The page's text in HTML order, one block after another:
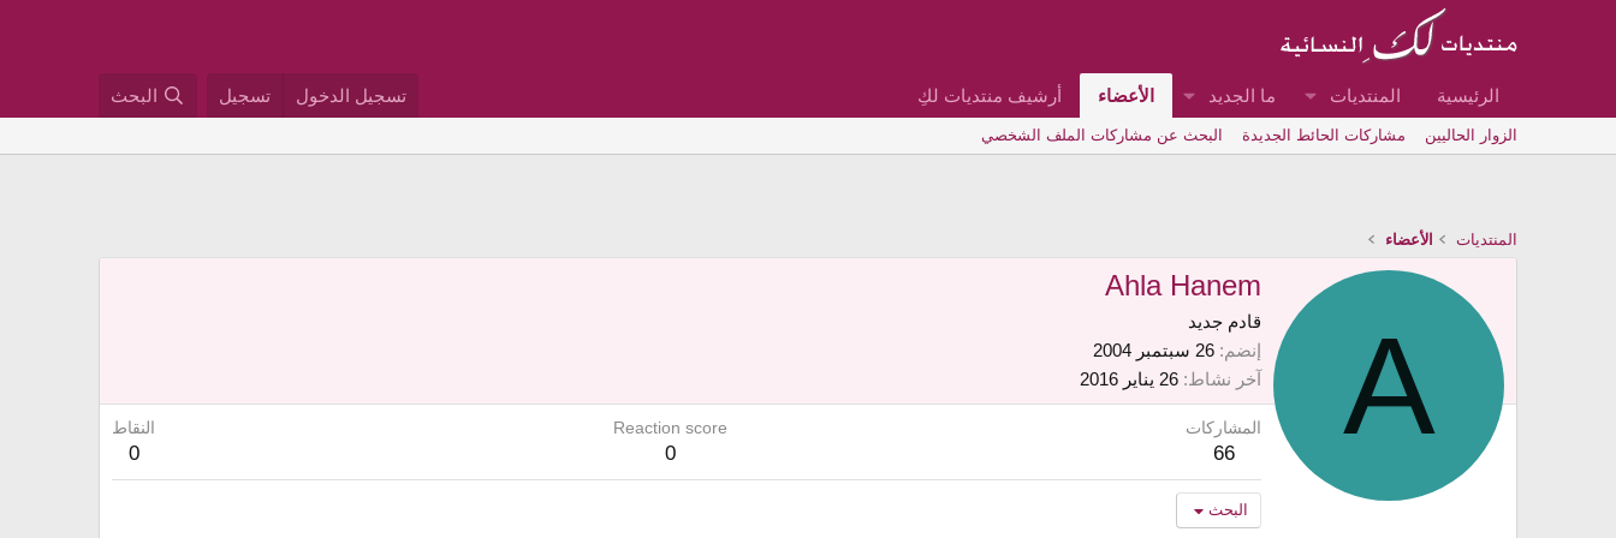
الرئيسية المنتديات ما الجديد الأعضاء أرشيف منتديات لكِ تسجيل الدخول تسجيل البحث
الزوار الحاليين مشاركات الحائط الجديدة البحث عن مشاركات الملف الشخصي
المنتديات الأعضاء
A
Ahla Hanem
قادم جديد
إنضم 26 سبتمبر 2004
آخر نشاط 26 يناير 2016
المشاركات
66
Reaction score
0
النقاط
0
البحث